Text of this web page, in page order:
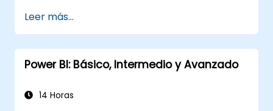
Aplicar las mejores prácticas en
visualización de datos y diseño de cuadros
de mando.
Utilizar las funciones avanzadas de Power
profundidad.
Leer más...
Power BI: Básico, Intermedio y Avanzado
14 Horas